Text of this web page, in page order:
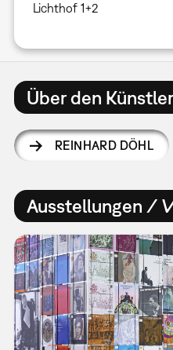
Lichthof 1+2
Über den Künstler
REINHARD DÖHL
Ausstellungen /